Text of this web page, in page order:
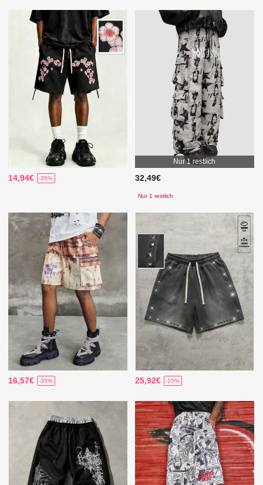
14,94€ -35%
Nur 1 restlich
32,49€
Nur 1 restlich
16,57€ -35% 25,92€ -15%